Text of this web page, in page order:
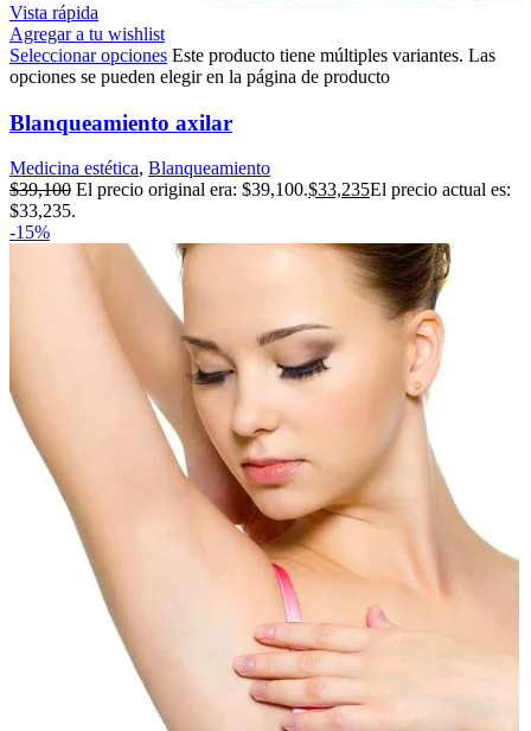
Vista rápida
Agregar a tu wishlist
Seleccionar opciones Este producto tiene múltiples variantes. Las
opciones se pueden elegir en la página de producto
Blanqueamiento axilar
Medicina estética, Blanqueamiento
$39,100 El precio original era: $39,100.$33,235El precio actual es:
$33,235.
-15%